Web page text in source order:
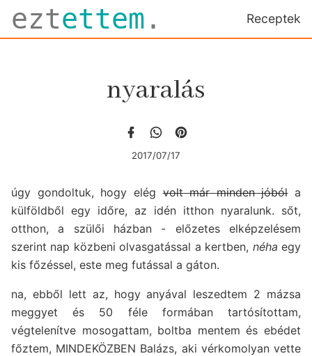
eztettem . Receptek
nyaralás
2017/07/17
úgy gondoltuk, hogy elégvolt már minden jóbóla
külföldből egy időre, az idén itthon nyaralunk. sőt,
otthon, a szülői házban - előzetes elképzelésem
szerint nap közbeni olvasgatással a kertben, néha egy
kis főzéssel, este meg futással a gáton.
na, ebből lett az, hogy anyával leszedtem 2 mázsa
meggyet és 50 féle formában tartósítottam,
végtelenítve mosogattam, boltba mentem és ebédet
főztem, MINDEKÖZBEN Balázs, aki vérkomolyan vette